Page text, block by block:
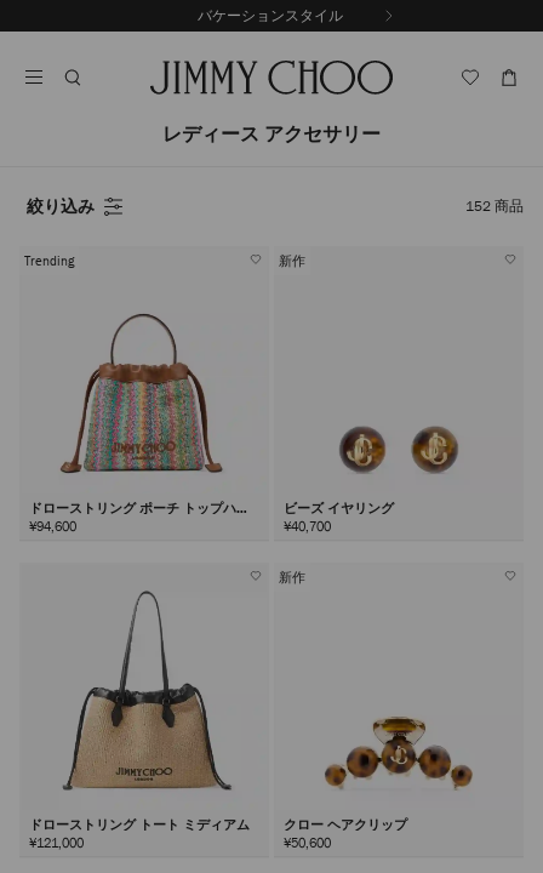
ン
ス
ラ
バケーションスタイル
配送料・返送料無料
レディース アクセサリー
絞り込み 152商品
Trending
ドローストリング ポーチ トップハン
ドル
¥94,600
新作
ビーズ イヤリング
¥40,700
ドローストリング トート ミディアム
¥121,000
新作
クロー ヘアクリップ
¥50,600